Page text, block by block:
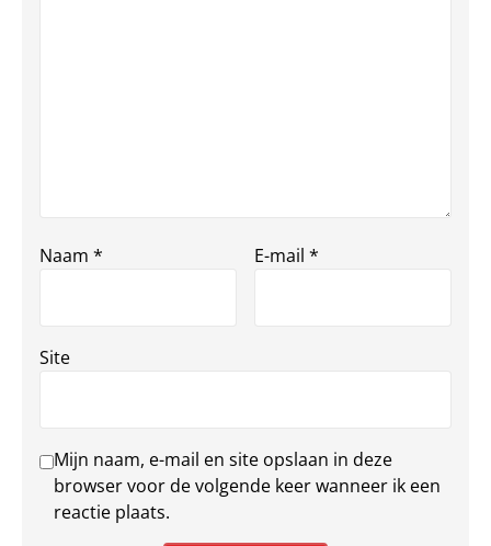
Naam * E-mail *
Site
Mijn naam, e-mail en site opslaan in deze
browser voor de volgende keer wanneer ik een
reactie plaats.